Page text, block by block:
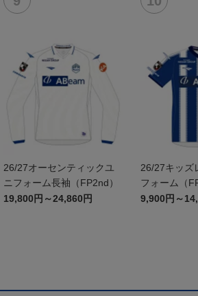
26/27オーセンティックユ
ニフォーム長袖（FP2nd）
19,800円～24,860円
26/27キッズ
フォーム（
9,900円～